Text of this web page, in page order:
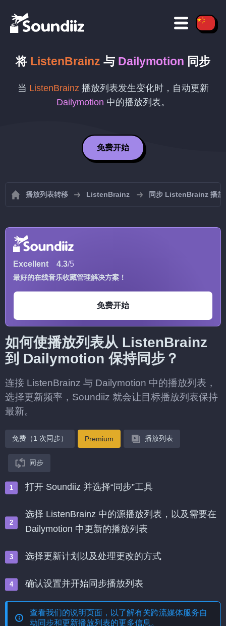
将 ListenBrainz 与 Dailymotion 同步
当 ListenBrainz 播放列表发生变化时，自动更新
Dailymotion 中的播放列表。
免费开始
播放列表转移 ListenBrainz 同步 ListenBrainz 播放
Excellent 4.3/5
最好的在线音乐收藏管理解决方案！
免费开始
如何使播放列表从 ListenBrainz
到 Dailymotion 保持同步？
连接 ListenBrainz 与 Dailymotion 中的播放列表，
选择更新频率，Soundiiz 就会让目标播放列表保持
最新。
免费（1 次同步） Premium 播放列表
同步
打开 Soundiiz 并选择“同步”工具
选择 ListenBrainz 中的源播放列表，以及需要在
Dailymotion 中更新的播放列表
选择更新计划以及处理更改的方式
确认设置并开始同步播放列表
查看我们的说明页面，以了解有关跨流媒体服务自
动同步和更新播放列表的更多信息。